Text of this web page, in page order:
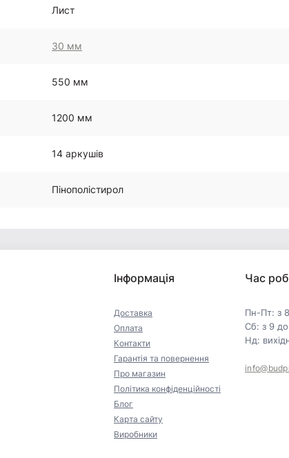
Лист
30 мм
550 мм
1200 мм
14 аркушів
Пінополістирол
Інформація
Доставка
Оплата
Контакти
Гарантія та повернення
Про магазин
Політика конфіденційності
Блог
Карта сайту
Виробники
Час
Пн-Пт: з
Сб: з 9
Нд: